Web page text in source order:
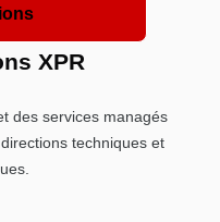
XPR
des services managés
techniques et